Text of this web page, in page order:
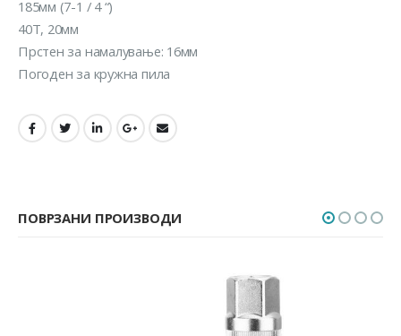
185мм (7-1 / 4 “)
40Т, 20мм
Прстен за намалување: 16мм
Погоден за кружна пила
ПОВРЗАНИ ПРОИЗВОДИ